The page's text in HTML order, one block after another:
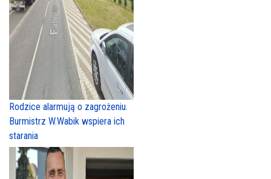
Rodzice alarmują o zagrożeniu.
Burmistrz W.Wabik wspiera ich
starania